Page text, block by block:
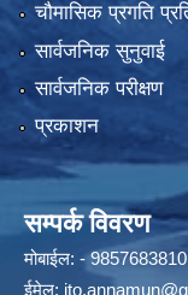
चौमासिक प्रगति
सार्वजनिक सुनुवाई
सार्वजनिक परीक्षण
प्रकाशन
सम्पर्क विवरण
मोबाईल: -
ईमेल: